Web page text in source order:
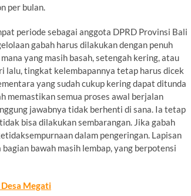
per bulan.
periode sebagai anggota DPRD Provinsi Bali
gabah harus dilakukan dengan penuh
yang masih basah, setengah kering, atau
lalu, tingkat kelembapannya tetap harus dicek
yang sudah cukup kering dapat ditunda
memastikan semua proses awal berjalan
jawabnya tidak berhenti di sana. Ia tetap
bisa dilakukan sembarangan. Jika gabah
dalam pengeringan. Lapisan
bawah masih lembap, yang berpotensi
Megati